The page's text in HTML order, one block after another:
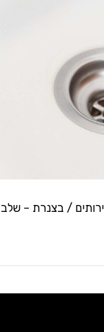
/ בצנרת – שלב